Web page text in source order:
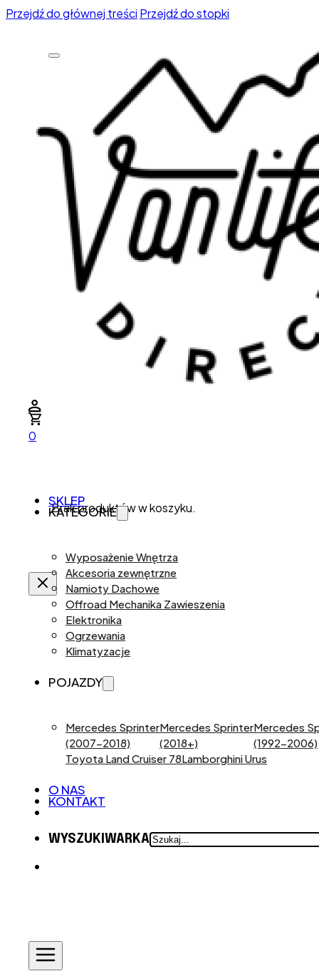
Przejdź do głównej treści Przejdź do stopki
0
Brak produktów w koszyku.
SKLEP
KATEGORIE
Wyposażenie Wnętrza
Akcesoria zewnętrzne
Namioty Dachowe
Offroad Mechanika Zawieszenia
Elektronika
Ogrzewania
Klimatyzacje
POJAZDY
Mercedes Sprinter
(2007-2018)
Mercedes Sprinter
(2018+)
Mercedes
(1992-2006)
Toyota Land Cruiser 78Lamborghini Urus
O NAS
KONTAKT
WYSZUKIWARKASZUKAJ